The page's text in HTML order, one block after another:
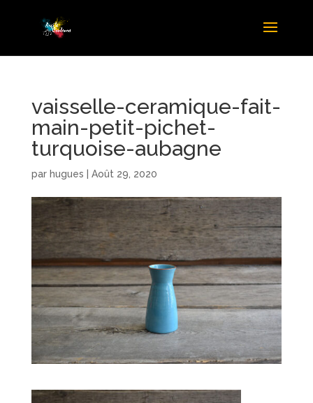
vaisselle-ceramique-fait-
main-petit-pichet-
turquoise-aubagne
par hugues Août 29, 2020